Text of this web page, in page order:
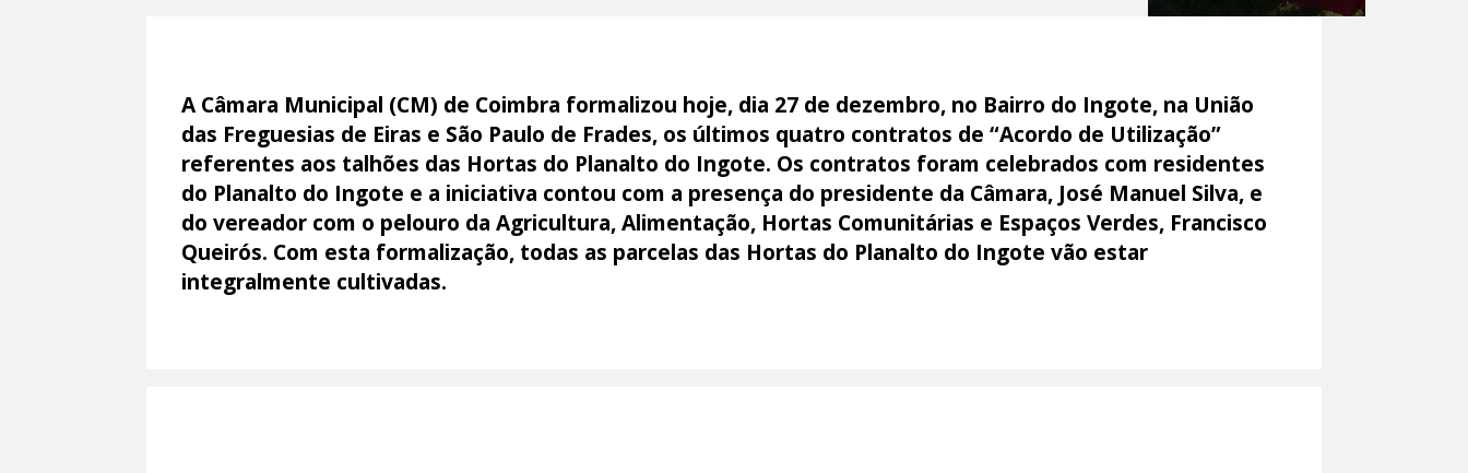
A Câmara Municipal (CM) de Coimbra formalizou hoje, dia 27 de dezembro, no Bairro do Ingote, na União
das Freguesias de Eiras e São Paulo de Frades, os últimos quatro contratos de “Acordo de Utilização”
referentes aos talhões das Hortas do Planalto do Ingote. Os contratos foram celebrados com residentes
do Planalto do Ingote e a iniciativa contou com a presença do presidente da Câmara, José Manuel Silva, e
do vereador com o pelouro da Agricultura, Alimentação, Hortas Comunitárias e Espaços Verdes, Francisco
Queirós. Com esta formalização, todas as parcelas das Hortas do Planalto do Ingote vão estar
integralmente cultivadas.